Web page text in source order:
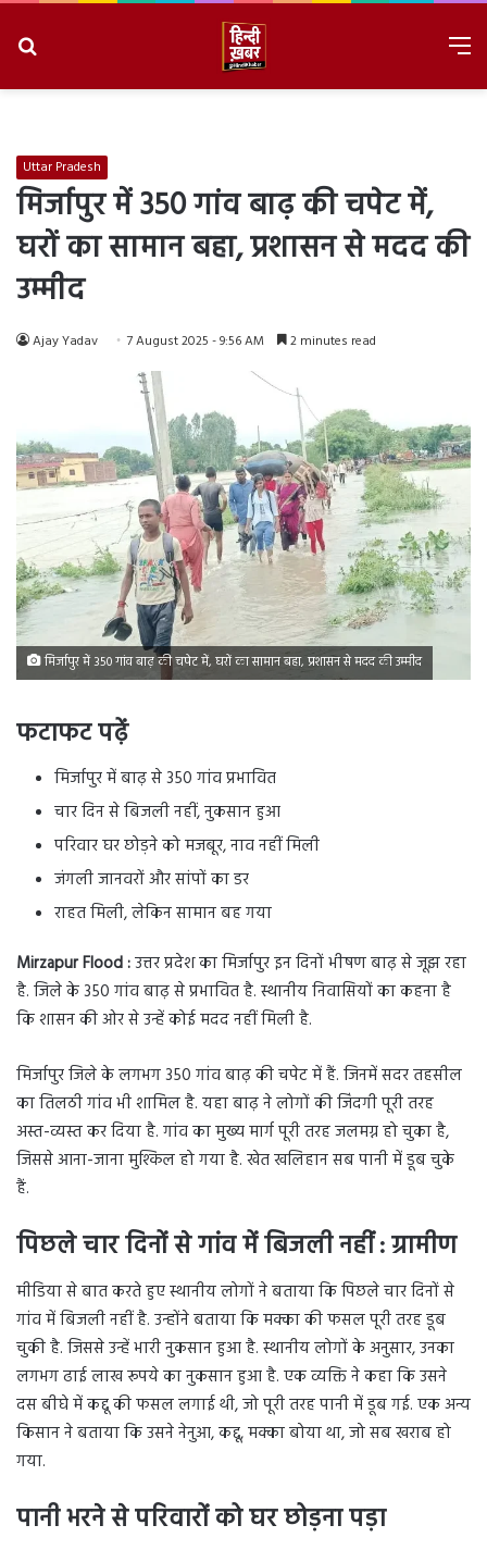
Uttar Pradesh
मिर्जापुर में 350 गांव बाढ़ की चपेट में,
घरों का सामान बहा, प्रशासन से मदद की
उम्मीद
Ajay Yadav 7 August 2025 - 9:56 AM 2 minutes read
मिर्जापुर में 350 गांव बाढ़ की चपेट में, घरों का सामान बहा, प्रशासन से मदद की उम्मीद
फटाफट पढ़ें
मिर्जापुर में बाढ़ से 350 गांव प्रभावित
चार दिन से बिजली नहीं, नुकसान हुआ
परिवार घर छोड़ने को मजबूर, नाव नहीं मिली
जंगली जानवरों और सांपों का डर
राहत मिली, लेकिन सामान बह गया
Mirzapur Flood :उत्तर प्रदेश का मिर्जापुर इन दिनों भीषण बाढ़ से जूझ रहा
है. जिले के 350 गांव बाढ़ से प्रभावित है. स्थानीय निवासियों का कहना है
कि शासन की ओर से उन्हें कोई मदद नहीं मिली है.
मिर्जापुर जिले के लगभग 350 गांव बाढ़ की चपेट में हैं. जिनमें सदर तहसील
का तिलठी गांव भी शामिल है. यहा बाढ़ ने लोगों की जिंदगी पूरी तरह
अस्त-व्यस्त कर दिया है. गांव का मुख्य मार्ग पूरी तरह जलमग्न हो चुका है,
जिससे आना-जाना मुश्किल हो गया है. खेत खलिहान सब पानी में डूब चुके
हैं.
पिछले चार दिनों से गांव में बिजली नहीं : ग्रामीण
मीडिया से बात करते हुए स्थानीय लोगों ने बताया कि पिछले चार दिनों से
गांव में बिजली नहीं है. उन्होंने बताया कि मक्का की फसल पूरी तरह डूब
चुकी है. जिससे उन्हें भारी नुकसान हुआ है. स्थानीय लोगों के अनुसार, उनका
लगभग ढाई लाख रूपये का नुकसान हुआ है. एक व्यक्ति ने कहा कि उसने
दस बीघे में कद्दू की फसल लगाई थी, जो पूरी तरह पानी में डूब गई. एक अन्य
किसान ने बताया कि उसने नेनुआ, कद्दू, मक्का बोया था, जो सब खराब हो
गया.
पानी भरने से परिवारों को घर छोड़ना पड़ा